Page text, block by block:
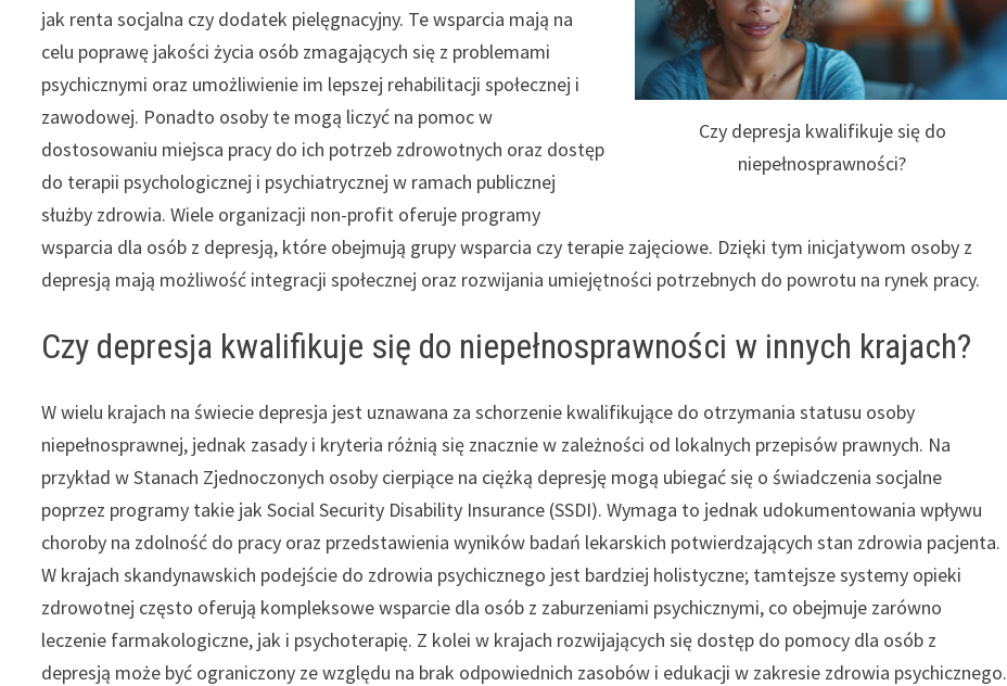
Czy depresja kwalifikuje się do
niepełnosprawności?
jak renta socjalna czy dodatek pielęgnacyjny. Te wsparcia mają na
celu poprawę jakości życia osób zmagających się z problemami
psychicznymi oraz umożliwienie im lepszej rehabilitacji społecznej i
zawodowej. Ponadto osoby te mogą liczyć na pomoc w
dostosowaniu miejsca pracy do ich potrzeb zdrowotnych oraz dostęp
do terapii psychologicznej i psychiatrycznej w ramach publicznej
służby zdrowia. Wiele organizacji non-profit oferuje programy
wsparcia dla osób z depresją, które obejmują grupy wsparcia czy terapie zajęciowe. Dzięki tym inicjatywom osoby z
depresją mają możliwość integracji społecznej oraz rozwijania umiejętności potrzebnych do powrotu na rynek pracy.
Czy depresja kwalifikuje się do niepełnosprawności w innych krajach?
W wielu krajach na świecie depresja jest uznawana za schorzenie kwalifikujące do otrzymania statusu osoby
niepełnosprawnej, jednak zasady i kryteria różnią się znacznie w zależności od lokalnych przepisów prawnych. Na
przykład w Stanach Zjednoczonych osoby cierpiące na ciężką depresję mogą ubiegać się o świadczenia socjalne
poprzez programy takie jak Social Security Disability Insurance (SSDI). Wymaga to jednak udokumentowania wpływu
choroby na zdolność do pracy oraz przedstawienia wyników badań lekarskich potwierdzających stan zdrowia pacjenta.
W krajach skandynawskich podejście do zdrowia psychicznego jest bardziej holistyczne; tamtejsze systemy opieki
zdrowotnej często oferują kompleksowe wsparcie dla osób z zaburzeniami psychicznymi, co obejmuje zarówno
leczenie farmakologiczne, jak i psychoterapię. Z kolei w krajach rozwijających się dostęp do pomocy dla osób z
depresją może być ograniczony ze względu na brak odpowiednich zasobów i edukacji w zakresie zdrowia psychicznego.